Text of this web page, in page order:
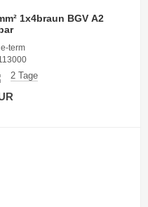
1x4braun BGV A2
e-term
2 Tage